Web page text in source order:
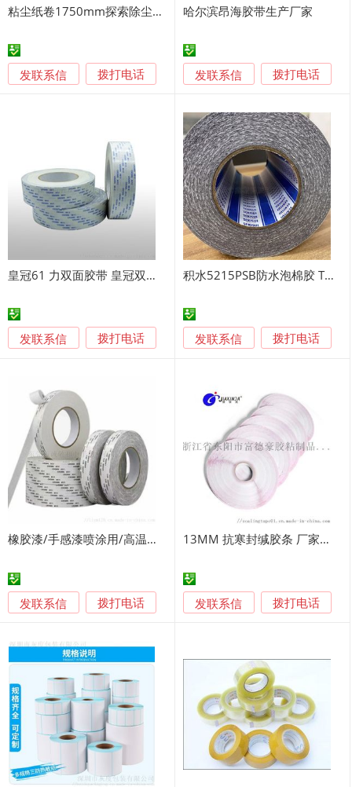
粘尘纸卷1750mm探索除尘粘性轻松易使用
发联系信 拨打电话
哈尔滨昂海胶带生产厂家
发联系信 拨打电话
皇冠61 力双面胶带 皇冠双面胶模切冲型
发联系信 拨打电话
积水5215PSB防水泡棉胶 TP屏边框背胶
发联系信 拨打电话
橡胶漆/手感漆喷涂用/高温泡棉/高温双面胶 eva
发联系信 拨打电话
13MM 抗寒封缄胶条 厂家直销
发联系信 拨打电话